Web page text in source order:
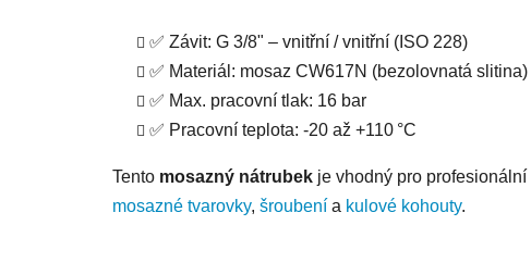
✅ Závit: G 3/8" – vnitřní / vnitřní (ISO 228)
✅ Materiál: mosaz CW617N (bezolovnatá slitina)
✅ Max. pracovní tlak: 16 bar
✅ Pracovní teplota: -20 až +110 °C
Tento mosazný nátrubek je vhodný pro
mosazné tvarovky, šroubení a kulové kohouty.